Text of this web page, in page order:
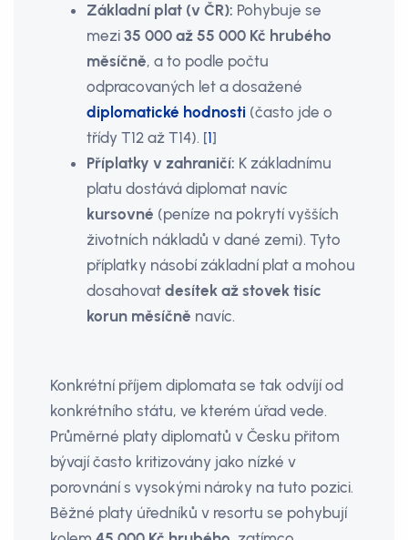
Základní plat (v ČR): Pohybuje se
mezi 35 000 až 55 000 Kč hrubého
měsíčně, a to podle počtu
odpracovaných let a dosažené
diplomatické hodnosti (často jde o
třídy T12 až T14). [1]
Příplatky v zahraničí: K základnímu
platu dostává diplomat navíc
kursovné (peníze na pokrytí vyšších
životních nákladů v dané zemi). Tyto
příplatky násobí základní plat a mohou
dosahovat desítek až stovek tisíc
korun měsíčně navíc.
Konkrétní příjem diplomata se tak odvíjí od
konkrétního státu, ve kterém úřad vede.
Průměrné platy diplomatů v Česku přitom
bývají často kritizovány jako nízké v
porovnání s vysokými nároky na tuto pozici.
Běžné platy úředníků v resortu se pohybují